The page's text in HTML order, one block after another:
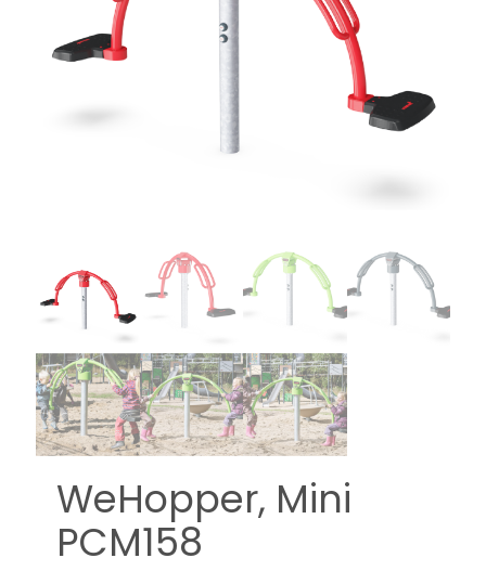
WeHopper, Mini
PCM158